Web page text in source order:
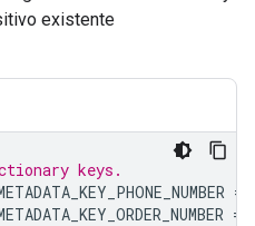
existente
keys.
=
=